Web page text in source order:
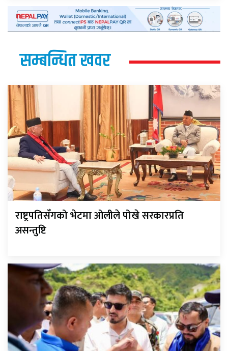
सम्बन्धित खवर
राष्ट्रपतिसँगको भेटमा ओलीले पोखे सरकारप्रति
असन्तुष्टि